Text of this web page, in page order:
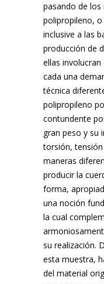
pasando de
polipropileno, o
inclusive a las
producción de
ellas
cada una
técnica
polipropileno
contundente
gran peso y su
torsión,
maneras
producir la
forma,
una noción
la cual
su realización.
esta muestra,
del material